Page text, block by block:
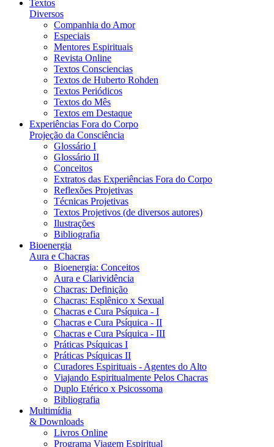
Textos
Diversos
Companhia do Amor
Especiais
Mentores Espirituais
Revista Online
Textos Consciencias
Textos de Huberto Rohden
Textos Periódicos
Textos do Mês
Textos em Destaque
Experiências Fora do Corpo
Projeção da Consciência
Glossário I
Glossário II
Conceitos
Extratos das Experiências Fora do Corpo
Reflexões Projetivas
Técnicas Projetivas
Textos Projetivos (de diversos autores)
Ilustrações
Bibliografia
Bioenergia
Aura e Chacras
Bioenergia: Conceitos
Aura e Clarividência
Chacras: Definição
Chacras: Esplênico x Sexual
Chacras e Cura Psíquica - I
Chacras e Cura Psíquica - II
Chacras e Cura Psíquica - III
Práticas Psíquicas I
Práticas Psíquicas II
Curadores Espirituais - Agentes do Alto
Viajando Espiritualmente Pelos Chacras
Duplo Etérico x Psicossoma
Bibliografia
Multimídia
& Downloads
Livros Online
Programa Viagem Espiritual